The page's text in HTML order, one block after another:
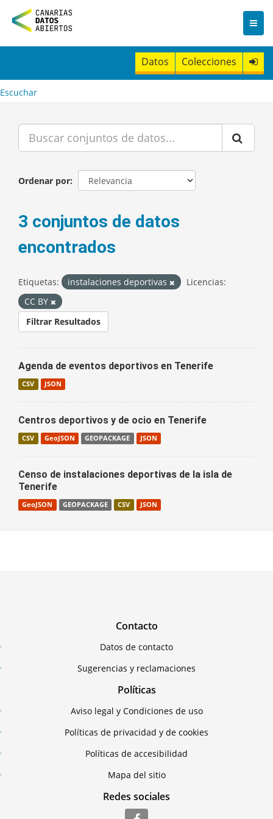
n
t
Datos Colecciones
Escuchar
Ordenar por
3 conjuntos de datos
encontrados
Etiquetas: instalaciones deportivas
Licencias:
CC BY
Filtrar Resultados
Agenda de eventos deportivos en Tenerife
CSV JSON
Centros deportivos y de ocio en Tenerife
CSV GeoJSON GEOPACKAGE JSON
Censo de instalaciones deportivas de la isla de
Tenerife
GeoJSON GEOPACKAGE CSV JSON
Contacto
Datos de contacto
Sugerencias y reclamaciones
Políticas
Aviso legal y Condiciones de uso
Políticas de privacidad y de cookies
Políticas de accesibilidad
Mapa del sitio
Redes sociales